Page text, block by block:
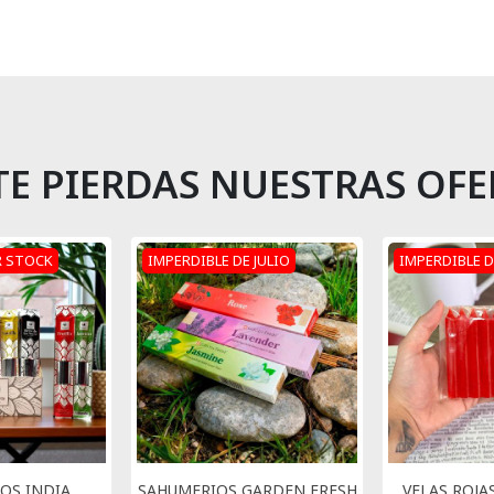
PIERDAS NUESTRAS
STOCK IMPERDIBLE DE JULIO IMPERDIBLE